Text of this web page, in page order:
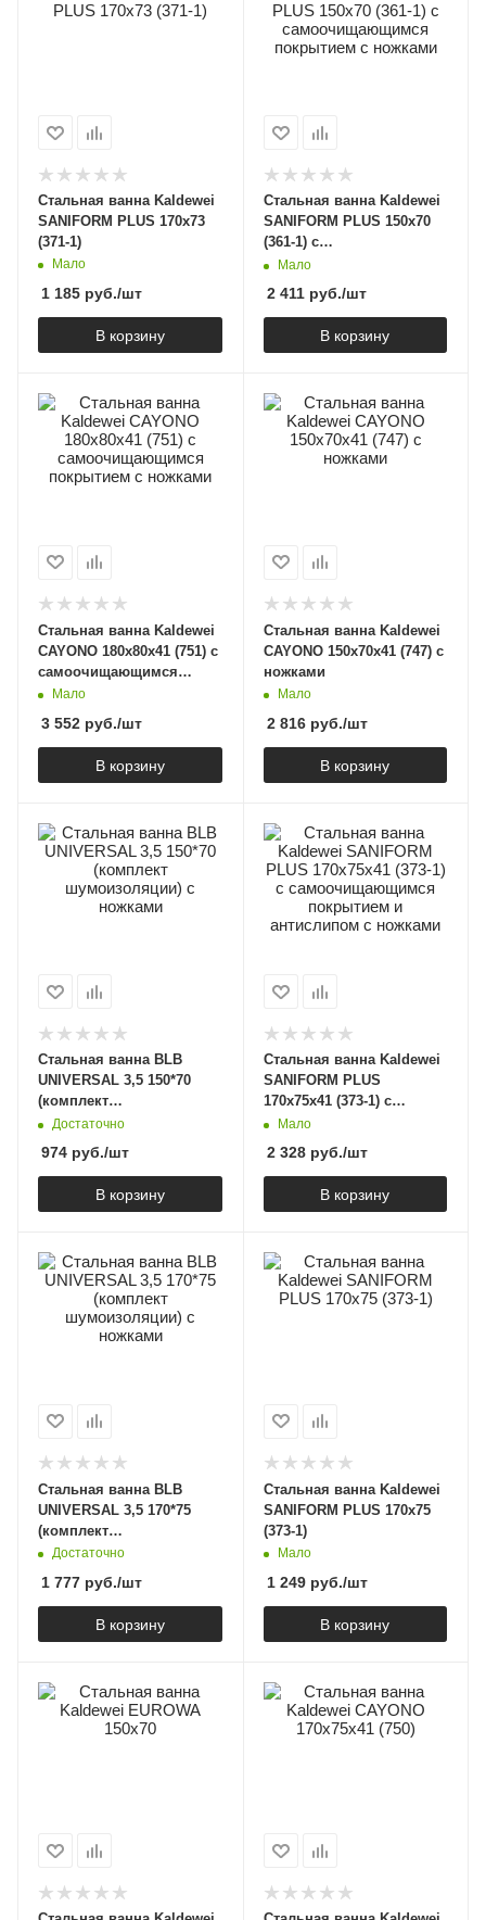
Стальная ванна Kaldewei
SANIFORM PLUS 170x73
(371-1)
Мало
1 185 руб./шт
В корзину
Стальная ванна Kaldewei
SANIFORM PLUS 150х70
(361-1) с
самоочищающимся
Мало
2 411руб./шт
В корзину
Стальная ванна Kaldewei
CAYONO 180х80х41 (751) с
самоочищающимся
покрытием с ножками
Мало
3 552 руб./шт
В корзину
Стальная ванна Kaldewei
CAYONO 150х70х41 (747) с
ножками
Мало
2 816руб./шт
В корзину
Стальная ванна BLB
UNIVERSAL 3,5 150*70
(комплект
шумоизоляции) c
Достаточно
974 руб./шт
В корзину
Стальная ванна Kaldewei
SANIFORM PLUS
170х75x41 (373-1) с
самоочищающимся
с ножками
Мало
2 328руб./шт
В корзину
Стальная ванна BLB
UNIVERSAL 3,5 170*75
(комплект
шумоизоляции) с
Достаточно
1 777 руб./шт
В корзину
Стальная ванна Kaldewei
SANIFORM PLUS 170х75
(373-1)
Мало
1 249руб./шт
В корзину